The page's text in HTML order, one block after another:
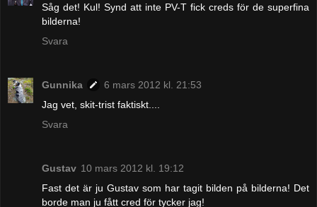
Såg det! Kul! Synd att inte PV-T fick creds för de superfina
bilderna!
Svara
Gunnika
6 mars 2012 kl. 21:53
Jag vet, skit-trist faktiskt....
Svara
Gustav 10 mars 2012 kl. 19:12
Fast det är ju Gustav som har tagit bilden på bilderna! Det
borde man ju fått cred för tycker jag!